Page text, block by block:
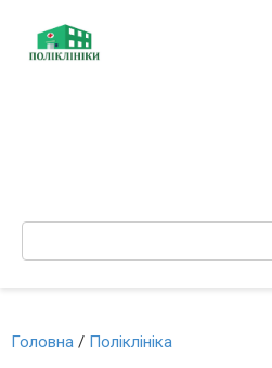
вмісту
Search:
Головна / Поліклініка